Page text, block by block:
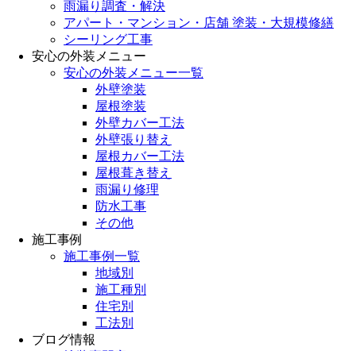
雨漏り調査・解決
アパート・マンション・店舗 塗装・大規模修繕
シーリング工事
安心の外装メニュー
安心の外装メニュー一覧
外壁塗装
屋根塗装
外壁カバー工法
外壁張り替え
屋根カバー工法
屋根葺き替え
雨漏り修理
防水工事
その他
施工事例
施工事例一覧
地域別
施工種別
住宅別
工法別
ブログ情報